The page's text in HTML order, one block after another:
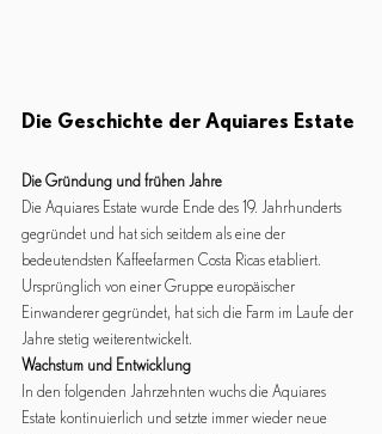
Die Geschichte der Aquiares Estate
Die Gründung und frühen Jahre
Die Aquiares Estate wurde Ende des 19. Jahrhunderts
gegründet und hat sich seitdem als eine der
bedeutendsten Kaffeefarmen Costa Ricas etabliert.
Ursprünglich von einer Gruppe europäischer
Einwanderer gegründet, hat sich die Farm im Laufe der
Jahre stetig weiterentwickelt.
Wachstum und Entwicklung
In den folgenden Jahrzehnten wuchs die Aquiares
Estate kontinuierlich und setzte immer wieder neue